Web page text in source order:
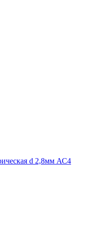
d 2,8мм АС4